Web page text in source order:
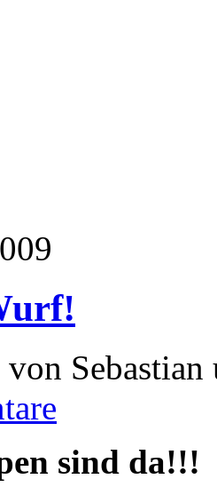
von
sind da!!!